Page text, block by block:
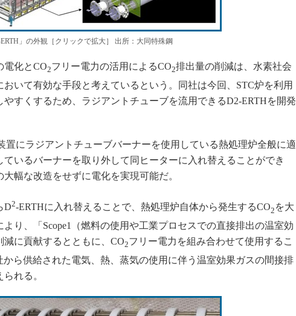
」の外観［クリックで拡大］ 出所：大同特殊鋼
化とCO2フリー電力の活用によるCO2排出量の削減は、水素社会
いて有効な手段と考えているという。同社は今回、STC炉を利用
やすくするため、ラジアントチューブを流用できるD2-ERTHを開発
にラジアントチューブバーナーを使用している熱処理炉全般に適
ているバーナーを取り外して同ヒーターに入れ替えることができ
幅な改造をせずに電化を実現可能だ。
D2-ERTHに入れ替えることで、熱処理炉自体から発生するCO2 を大
り、「Scope1（燃料の使用や工業プロセスでの直接排出の温室効
に貢献するとともに、CO2フリー電力を組み合わせて使用するこ
から供給された電気、熱、蒸気の使用に伴う温室効果ガスの間接排
れる。